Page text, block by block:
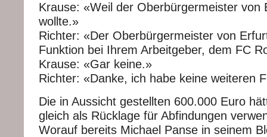
Krause: «Weil der Oberbürgermeister von
wollte.»
Richter: «Der Oberbürgermeister von
Funktion bei Ihrem Arbeitgeber, dem FC
Krause: «Gar keine.»
Richter: «Danke, ich habe keine weiteren
Die in Aussicht gestellten 600.000 Euro
gleich als Rücklage für Abfindungen
Worauf bereits Michael Panse in seinem